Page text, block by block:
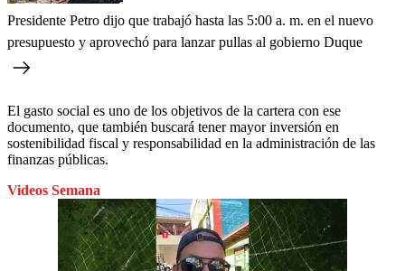
Presidente Petro dijo que trabajó hasta las 5:00 a. m. en el nuevo
presupuesto y aprovechó para lanzar pullas al gobierno Duque
El gasto social es uno de los objetivos de la cartera con ese
documento, que también buscará tener mayor inversión en
sostenibilidad fiscal y responsabilidad en la administración de las
finanzas públicas.
Videos Semana